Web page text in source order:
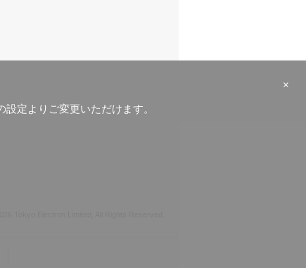
×
定よりご変更いただけます。